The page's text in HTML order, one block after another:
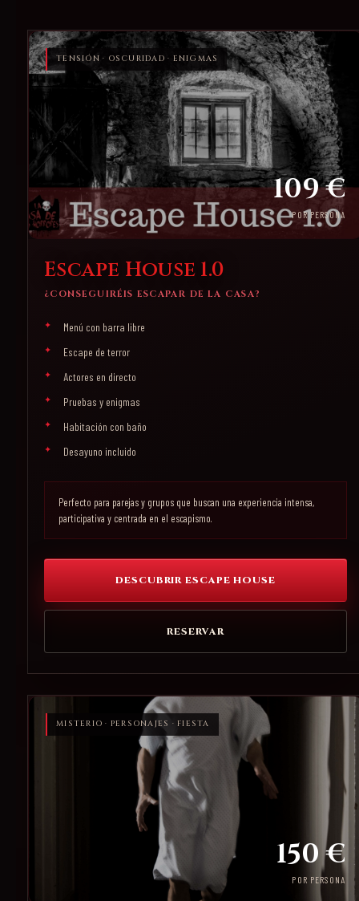
TENSIÓN · OSCURIDAD · ENIGMAS
109 €
POR PERSONA
Escape House 1.0
¿CONSEGUIRÉIS ESCAPAR DE LA CASA?
Menú con barra libre
Escape de terror
Actores en directo
Pruebas y enigmas
Habitación con baño
Desayuno incluido
Perfecto para parejas y grupos que buscan una experiencia intensa,
participativa y centrada en el escapismo.
DESCUBRIR ESCAPE HOUSE
RESERVAR
MISTERIO · PERSONAJES · FIESTA
150 €
POR PERSONA